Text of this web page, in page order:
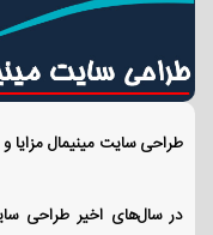
طراحی سایت مینیمال مزایا
در سال‌های اخیر طراحی